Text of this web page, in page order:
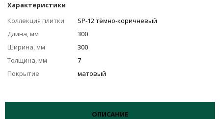
Характеристики
Коллекция плитки
SP-12 тёмно-коричневый
Длина, мм
300
Ширина, мм
300
Толщина, мм
7
Покрытие
матовый
ОПИСАНИЕ